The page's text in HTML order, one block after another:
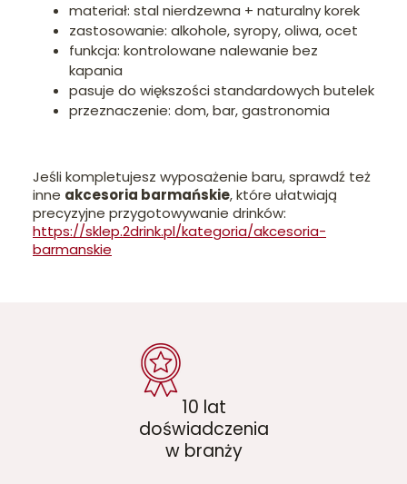
materiał: stal nierdzewna + naturalny korek
zastosowanie: alkohole, syropy, oliwa, ocet
funkcja: kontrolowane nalewanie bez
kapania
pasuje do większości standardowych butelek
przeznaczenie: dom, bar, gastronomia
Jeśli kompletujesz wyposażenie baru, sprawdź też
inne akcesoria barmańskie, które ułatwiają
precyzyjne przygotowywanie drinków:
https://sklep.2drink.pl/kategoria/akcesoria-
barmanskie
10 lat
doświadczenia
w branży